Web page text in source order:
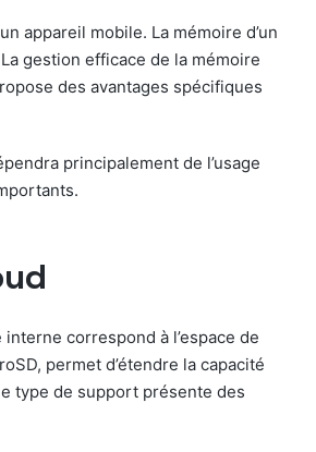
appareil mobile. La mémoire d’un
gestion efficace de la mémoire
des avantages spécifiques
principalement de l’usage
correspond à l’espace de
permet d’étendre la capacité
type de support présente des